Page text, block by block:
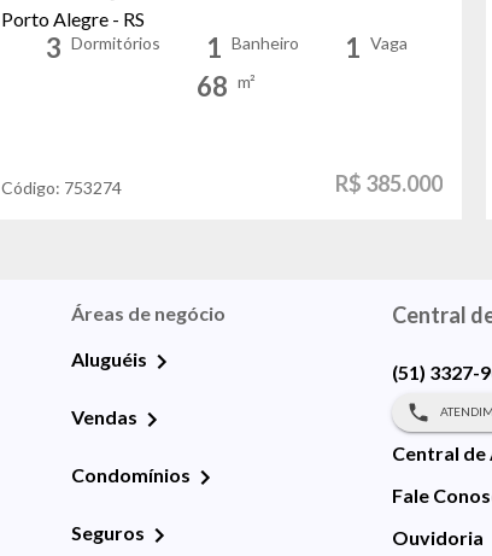
Porto Alegre - RS
3 Dormitórios 1 Banheiro 1 Vaga
68 m²
Código: 753274 R$ 385.000
Áreas de negócio
Aluguéis
Vendas
Condomínios
Seguros
Central
(51) 3327-
Central de
Fale
Ouvidoria